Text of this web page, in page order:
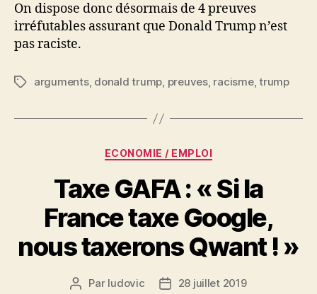
On dispose donc désormais de 4 preuves
irréfutables assurant que Donald Trump n’est
pas raciste.
Étiquettes
arguments, donald trump, preuves, racisme,trump
Catégories
ECONOMIE / EMPLOI
Taxe GAFA : « Si la
France taxe Google,
nous taxerons Qwant ! »
Auteur
Par ludovic
Date28 juillet 2019